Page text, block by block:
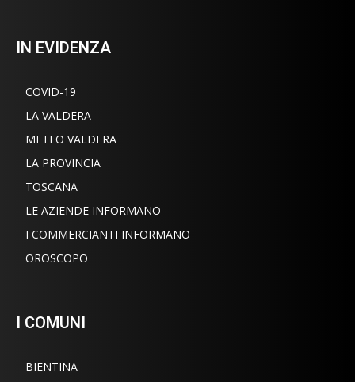
IN EVIDENZA
COVID-19
LA VALDERA
METEO VALDERA
LA PROVINCIA
TOSCANA
LE AZIENDE INFORMANO
I COMMERCIANTI INFORMANO
OROSCOPO
I COMUNI
BIENTINA